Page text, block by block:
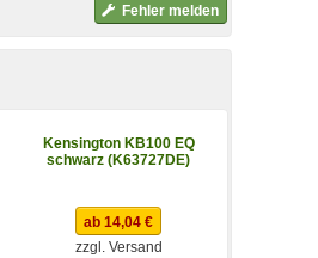
Fehler melden
Kensington KB100 EQ
schwarz (K63727DE)
ab 14,04 €
zzgl. Versand